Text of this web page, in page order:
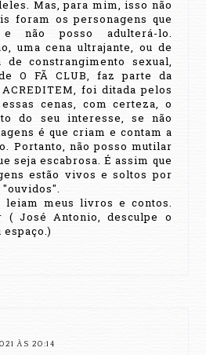
Mas, para mim, isso não
foram os personagens que
não posso adulterá-lo.
uma cena ultrajante, ou de
de constrangimento sexual,
O FÃ CLUB, faz parte da
foi ditada pelos
cenas, com certeza, o
do seu interesse, se não
é que criam e contam a
Portanto, não posso mutilar
seja escabrosa. É assim que
estão vivos e soltos por
meus livros e contos.
( José Antonio, desculpe o
espaço.)
ÀS 20:14